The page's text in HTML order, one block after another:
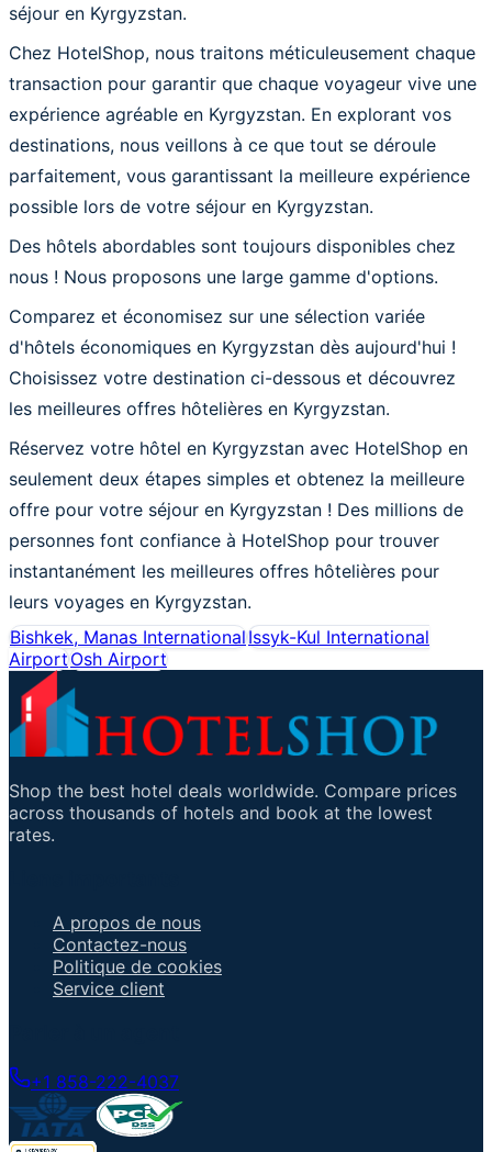
séjour en Kyrgyzstan.
Chez HotelShop, nous traitons méticuleusement chaque
transaction pour garantir que chaque voyageur vive une
expérience agréable en Kyrgyzstan. En explorant vos
destinations, nous veillons à ce que tout se déroule
parfaitement, vous garantissant la meilleure expérience
possible lors de votre séjour en Kyrgyzstan.
Des hôtels abordables sont toujours disponibles chez
nous ! Nous proposons une large gamme d'options.
Comparez et économisez sur une sélection variée
d'hôtels économiques en Kyrgyzstan dès aujourd'hui !
Choisissez votre destination ci-dessous et découvrez
les meilleures offres hôtelières en Kyrgyzstan.
Réservez votre hôtel en Kyrgyzstan avec HotelShop en
seulement deux étapes simples et obtenez la meilleure
offre pour votre séjour en Kyrgyzstan ! Des millions de
personnes font confiance à HotelShop pour trouver
instantanément les meilleures offres hôtelières pour
leurs voyages en Kyrgyzstan.
Bishkek, Manas InternationalIssyk-Kul International
AirportOsh Airport
Shop the best hotel deals worldwide. Compare prices
across thousands of hotels and book at the lowest
rates.
A propos de nous
Contactez-nous
Politique de cookies
Service client
+1 858-222-4037